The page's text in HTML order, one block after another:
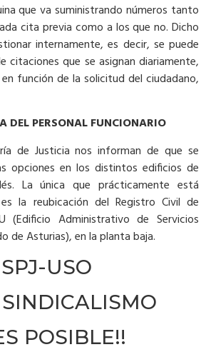
que va suministrando números tanto
cita previa como a los que no. Dicho
internamente, es decir, se puede
citaciones que se asignan diariamente,
función de la solicitud del ciudadano,
DEL PERSONAL FUNCIONARIO
de Justicia nos informan de que se
opciones en los distintos edificios de
La única que prácticamente está
la reubicación del Registro Civil de
(Edificio Administrativo de Servicios
de Asturias), en la planta baja.
SPJ-USO
POSIBLE!!